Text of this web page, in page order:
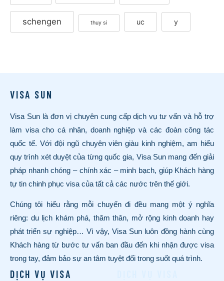
schengen thuy si uc y
VISA SUN
Visa Sun là đơn vị chuyên cung cấp dịch vụ tư vấn và hỗ trợ
làm visa cho cá nhân, doanh nghiệp và các đoàn công tác
quốc tế. Với đội ngũ chuyên viên giàu kinh nghiệm, am hiểu
quy trình xét duyệt của từng quốc gia, Visa Sun mang đến giải
pháp nhanh chóng – chính xác – minh bạch, giúp Khách hàng
tự tin chinh phục visa của tất cả các nước trên thế giới.
Chúng tôi hiểu rằng mỗi chuyến đi đều mang một ý nghĩa
riêng: du lịch khám phá, thăm thân, mở rộng kinh doanh hay
phát triển sự nghiệp… Vì vậy, Visa Sun luôn đồng hành cùng
Khách hàng từ bước tư vấn ban đầu đến khi nhận được visa
trong tay, đảm bảo sự an tâm tuyệt đối trong suốt quá trình.
DỊCH VỤ VISA